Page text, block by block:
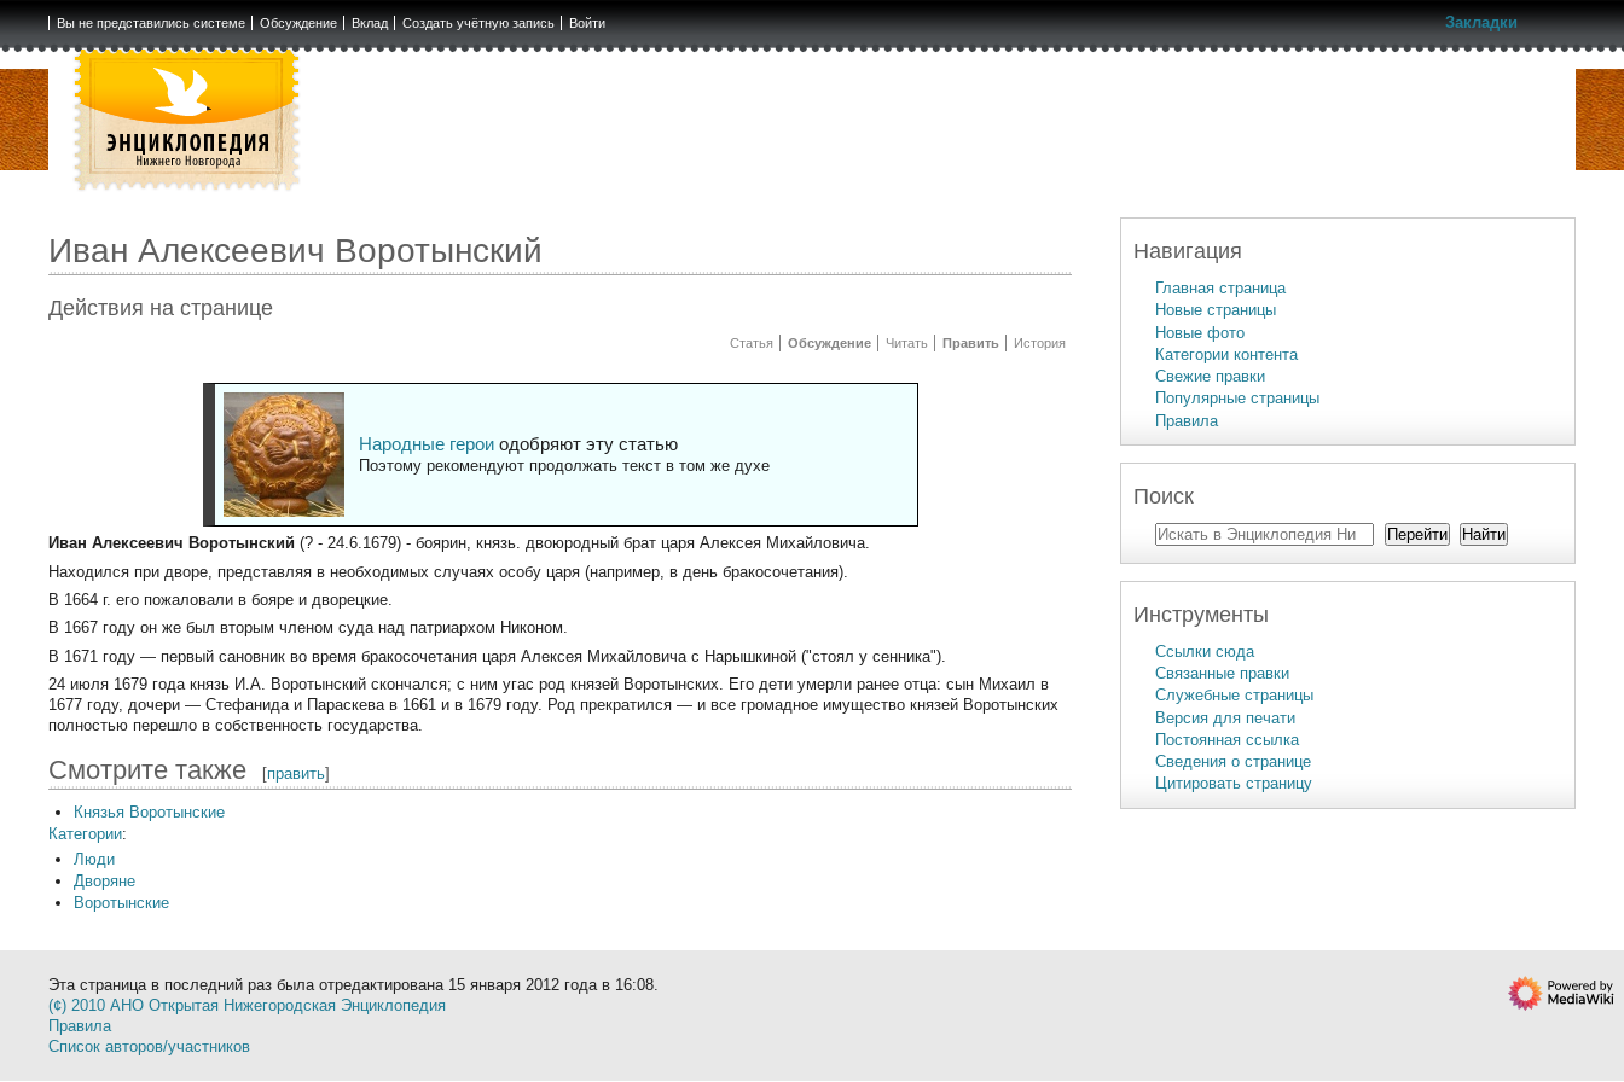
Вы не представились системе Обсуждение Вклад Создать учётную запись Войти Закладки
Иван Алексеевич Воротынский
Действия на странице
Статья Обсуждение Читать Править История
Народные героиодобряют эту статью
Поэтому рекомендуют продолжать текст в том же духе
Иван Алексеевич Воротынский (? - 24.6.1679) - боярин, князь. двоюродный брат царя Алексея Михайловича.
Находился при дворе, представляя в необходимых случаях особу царя (например, в день бракосочетания).
В 1664 г. его пожаловали в бояре и дворецкие.
В 1667 году он же был вторым членом суда над патриархом Никоном.
В 1671 году — первый сановник во время бракосочетания царя Алексея Михайловича с Нарышкиной ("стоял у сенника").
24 июля 1679 года князь И.А. Воротынский скончался; с ним угас род князей Воротынских. Его дети умерли ранее отца: сын Михаил в
1677 году, дочери — Стефанида и Параскева в 1661 и в 1679 году. Род прекратился — и все громадное имущество князей Воротынских
полностью перешло в собственность государства.
Смотрите также [править]
Князья Воротынские
Категории:
Люди
Дворяне
Воротынские
Навигация
Главная страница
Новые страницы
Новые фото
Категории контента
Свежие правки
Популярные страницы
Правила
Поиск
Инструменты
Ссылки сюда
Связанные правки
Служебные страницы
Версия для печати
Постоянная ссылка
Сведения о странице
Цитировать страницу
Эта страница в последний раз была отредактирована 15 января 2012 года в 16:08.
(¢) 2010 АНО Открытая Нижегородская Энциклопедия
Правила
Список авторов/участников